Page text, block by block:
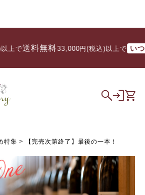
料無料/ 33,000円(税込)以上で いつでも
特集 【完売次第終了】最後の一本！